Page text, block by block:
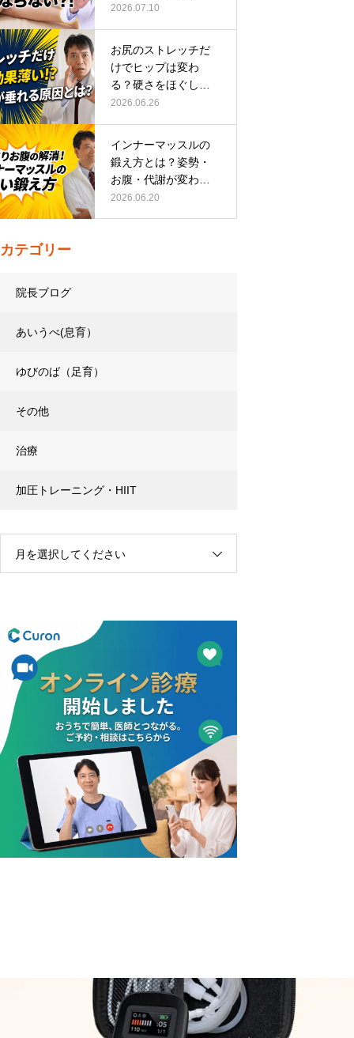
い根本原因
2026.07.10
お尻のストレッチだ
けでヒップは変わ
る？硬さをほぐして
整える正しい方…
2026.06.26
インナーマッスルの
鍛え方とは？姿勢・
お腹・代謝が変わる
トレーニング…
2026.06.20
カテゴリー
院長ブログ
あいうべ(息育）
ゆびのば（足育）
その他
治療
加圧トレーニング・HIIT
月を選択してください